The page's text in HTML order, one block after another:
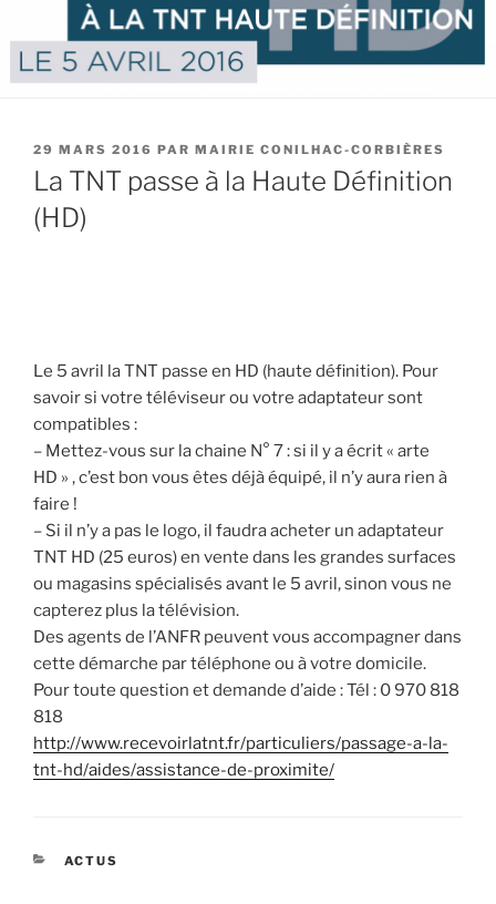
PUBLIÉ
LE
29 MARS 2016 PAR MAIRIE CONILHAC-CORBIÈRES
La TNT passe à la Haute Définition
(HD)
Le 5 avril la TNT passe en HD (haute définition). Pour
savoir si votre téléviseur ou votre adaptateur sont
compatibles :
– Mettez-vous sur la chaine N° 7 : si il y a écrit « arte
HD » , c’est bon vous êtes déjà équipé, il n’y aura rien à
faire !
– Si il n’y a pas le logo, il faudra acheter un adaptateur
TNT HD (25 euros) en vente dans les grandes surfaces
ou magasins spécialisés avant le 5 avril, sinon vous ne
capterez plus la télévision.
Des agents de l’ANFR peuvent vous accompagner dans
cette démarche par téléphone ou à votre domicile.
Pour toute question et demande d’aide : Tél : 0 970 818
818
http://www.recevoirlatnt.fr/particuliers/passage-a-la-
tnt-hd/aides/assistance-de-proximite/
CATÉGORIES
ACTUS